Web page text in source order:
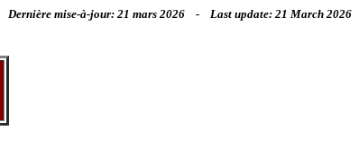
Dernière mise-à-jour: 21 mars 2026 - Last update: 21 March 2026